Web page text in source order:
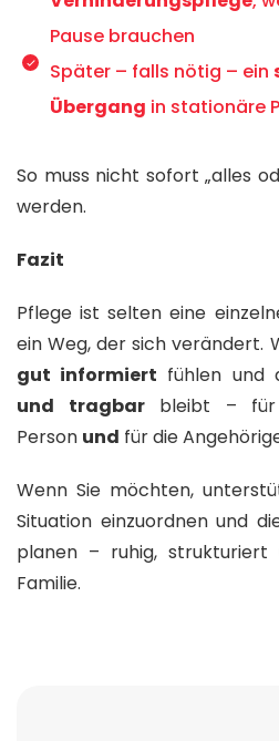
Pause brauchen
Später – falls nötig – ein
Übergang in stationäre
So muss nicht sofort „alles
werden.
Fazit
Pflege ist selten eine
ein Weg, der sich verändert.
gut informiert fühlen und
und tragbarbleibt – für
Person und für die
Wenn Sie möchten,
Situation einzuordnen und
planen – ruhig, strukturiert
Familie.